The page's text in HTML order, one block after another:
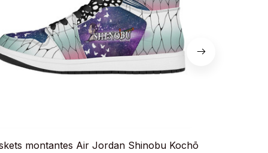
montantes Air Jordan Shinobu Kochō